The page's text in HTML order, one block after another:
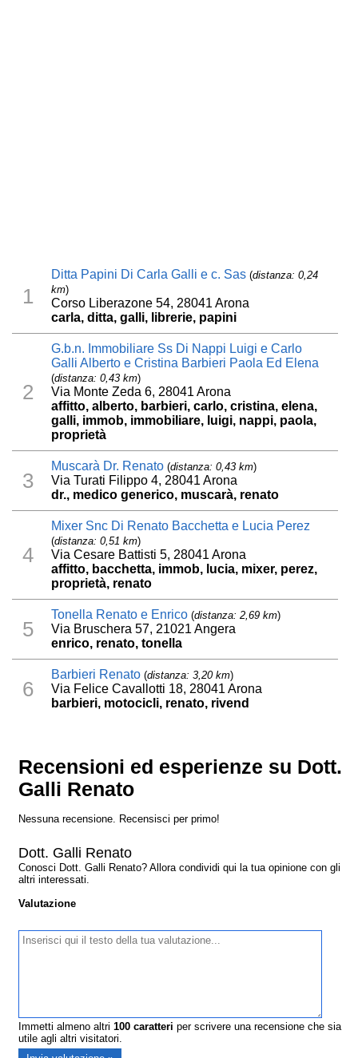
1
Ditta Papini Di Carla Galli e c. Sas (distanza: 0,24
km)
Corso Liberazone 54, 28041 Arona
carla, ditta, galli, librerie, papini
2
G.b.n. Immobiliare Ss Di Nappi Luigi e Carlo
Galli Alberto e Cristina Barbieri Paola Ed Elena
(distanza: 0,43 km)
Via Monte Zeda 6, 28041 Arona
affitto, alberto, barbieri, carlo, cristina, elena,
galli, immob, immobiliare, luigi, nappi, paola,
proprietà
3
Muscarà Dr. Renato (distanza: 0,43 km)
Via Turati Filippo 4, 28041 Arona
dr., medico generico, muscarà, renato
4
Mixer Snc Di Renato Bacchetta e Lucia Perez
(distanza: 0,51 km)
Via Cesare Battisti 5, 28041 Arona
affitto, bacchetta, immob, lucia, mixer, perez,
proprietà, renato
5
Tonella Renato e Enrico (distanza: 2,69 km)
Via Bruschera 57, 21021 Angera
enrico, renato, tonella
6
Barbieri Renato (distanza: 3,20 km)
Via Felice Cavallotti 18, 28041 Arona
barbieri, motocicli, renato, rivend
Recensioni ed esperienze su Dott.
Galli Renato
Nessuna recensione. Recensisci per primo!
Dott. Galli Renato
Conosci Dott. Galli Renato? Allora condividi qui la tua opinione con gli
altri interessati.
Valutazione
Immetti almeno altri100 caratteri per scrivere una recensione che sia
utile agli altri visitatori.